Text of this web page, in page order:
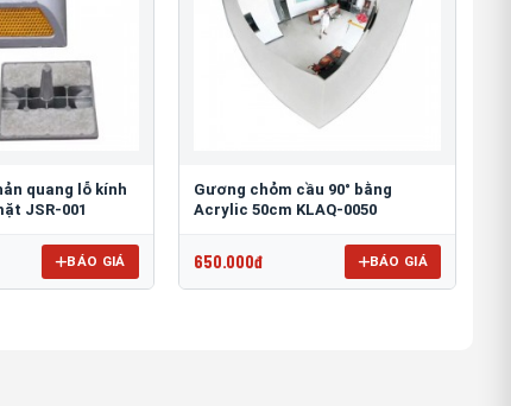
quang lỗ kính
JSR-001
BÁO GIÁ
Gương chỏm cầu 90° bằng
Acrylic 50cm KLAQ-0050
650.000đ BÁO GIÁ